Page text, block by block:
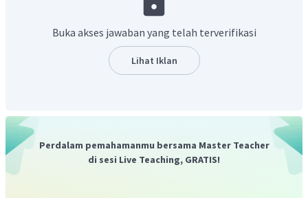
yaitu kata benda yang dapat dirasakan
MenurutTesaurus Bahasa Indonesia, sinonim kata
adalah guna, faedah, laba, serta untung.
Berdasarkan penjelasan tentang kata benda abstrak
Buka akses jawaban yang telah terverifikasi
Lihat Iklan
Perdalam pemahamanmu bersama Master Teacher
di sesi Live Teaching, GRATIS!